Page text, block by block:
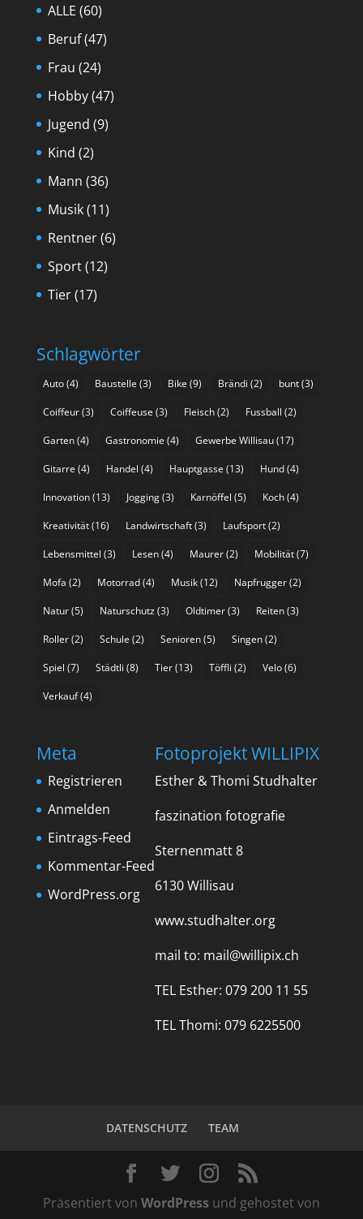
ALLE (60)
Beruf(47)
Frau (24)
Hobby(47)
Jugend (9)
Kind (2)
Mann (36)
Musik(11)
Rentner(6)
Sport(12)
Tier(17)
Schlagwörter
Auto(4) Baustelle (3) Bike (9) Brändi (2) bunt(3)
Coiffeur(3) Coiffeuse (3) Fleisch(2) Fussball (2)
Garten(4) Gastronomie (4) Gewerbe Willisau(17)
Gitarre (4) Handel (4) Hauptgasse (13) Hund(4)
Innovation(13) Jogging(3) Karnöffel (5) Koch(4)
Kreativität(16) Landwirtschaft(3) Laufsport(2)
Lebensmittel (3) Lesen(4) Maurer(2) Mobilität(7)
Mofa (2) Motorrad(4) Musik(12) Napfrugger(2)
Natur(5) Naturschutz(3) Oldtimer(3) Reiten(3)
Roller(2) Schule (2) Senioren(5) Singen(2)
Spiel (7) Städtli (8) Tier(13) Töffli (2) Velo(6)
Verkauf(4)
Meta
Registrieren
Anmelden
Eintrags-Feed
Kommentar-Feed
WordPress.org
Fotoprojekt WILLIPIX
Esther & Thomi Studhalter
faszination fotografie
Sternenmatt 8
6130 Willisau
www.studhalter.org
mail to: mail@willipix.ch
TEL Esther: 079 200 11 55
TEL Thomi: 079 6225500
DATENSCHUTZ TEAM
Präsentiert von WordPressund gehostet von